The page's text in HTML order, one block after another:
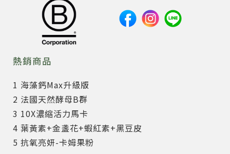
熱銷商品
1 海藻鈣Max升級版
2 法國天然酵母B群
3 10X濃縮活力馬卡
4 葉黃素+金盞花+蝦紅素+黑豆皮
5 抗氧亮妍-卡姆果粉